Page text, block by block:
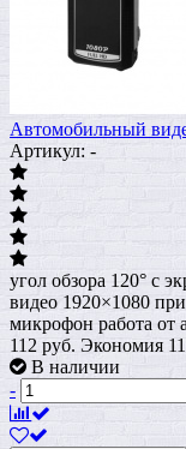
Автомобильный
Артикул: -
угол обзора 120° с
видео 1920×1080
микрофон работа от
112 руб. Экономия
В наличии
-